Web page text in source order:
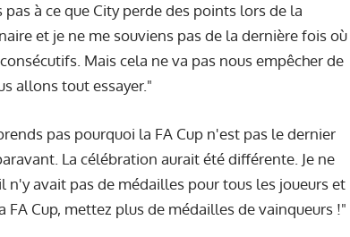
à ce que City perde des points lors de la
et je ne me souviens pas de la dernière fois où
Mais cela ne va pas nous empêcher de
allons tout essayer."
pas pourquoi la FA Cup n'est pas le dernier
La célébration aurait été différente. Je ne
avait pas de médailles pour tous les joueurs et
Cup, mettez plus de médailles de vainqueurs !"